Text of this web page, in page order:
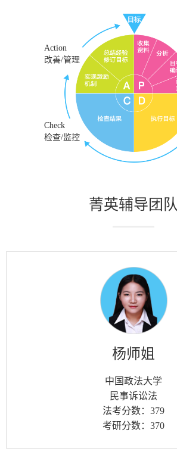
Action
改善/管理
Check
检查/监控
菁英辅导团队
杨师姐
中国政法大学
民事诉讼法
法考分数：379
考研分数：370